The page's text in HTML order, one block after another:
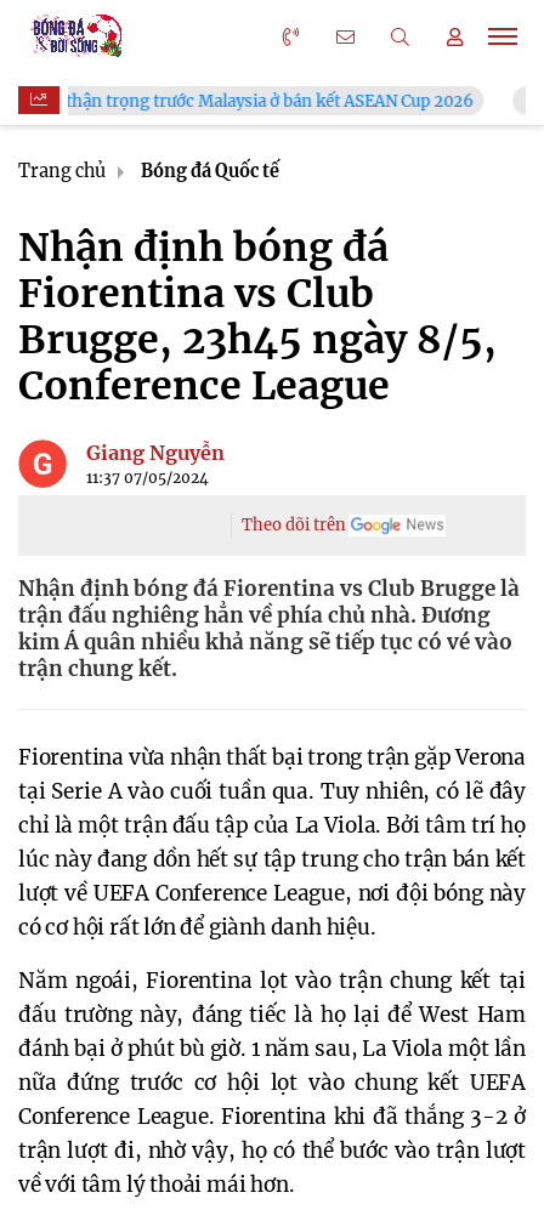
trước Malaysia ở bán kết ASEAN Cup 2026 VFF công bố
Trang chủ Bóng đá Quốc tế
Nhận định bóng đá
Fiorentina vs Club
Brugge, 23h45 ngày 8/5,
Conference League
Giang Nguyễn
11:37 07/05/2024
Theo dõi trên
Nhận định bóng đá Fiorentina vs Club Brugge là
trận đấu nghiêng hẳn về phía chủ nhà. Đương
kim Á quân nhiều khả năng sẽ tiếp tục có vé vào
trận chung kết.
Fiorentina vừa nhận thất bại trong trận gặp Verona
tại Serie A vào cuối tuần qua. Tuy nhiên, có lẽ đây
chỉ là một trận đấu tập của La Viola. Bởi tâm trí họ
lúc này đang dồn hết sự tập trung cho trận bán kết
lượt về UEFA Conference League, nơi đội bóng này
có cơ hội rất lớn để giành danh hiệu.
Năm ngoái, Fiorentina lọt vào trận chung kết tại
đấu trường này, đáng tiếc là họ lại để West Ham
đánh bại ở phút bù giờ. 1 năm sau, La Viola một lần
nữa đứng trước cơ hội lọt vào chung kết UEFA
Conference League. Fiorentina khi đã thắng 3-2 ở
trận lượt đi, nhờ vậy, họ có thể bước vào trận lượt
về với tâm lý thoải mái hơn.